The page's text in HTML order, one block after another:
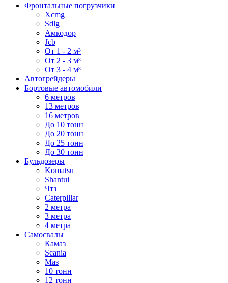
Фронтальные погрузчики
Xcmg
Sdlg
Амкодор
Jcb
От 1 - 2 м³
От 2 - 3 м³
От 3 - 4 м³
Автогрейдеры
Бортовые автомобили
6 метров
13 метров
16 метров
До 10 тонн
До 20 тонн
До 25 тонн
До 30 тонн
Бульдозеры
Komatsu
Shantui
Чтз
Caterpillar
2 метра
3 метра
4 метра
Самосвалы
Камаз
Scania
Маз
10 тонн
12 тонн